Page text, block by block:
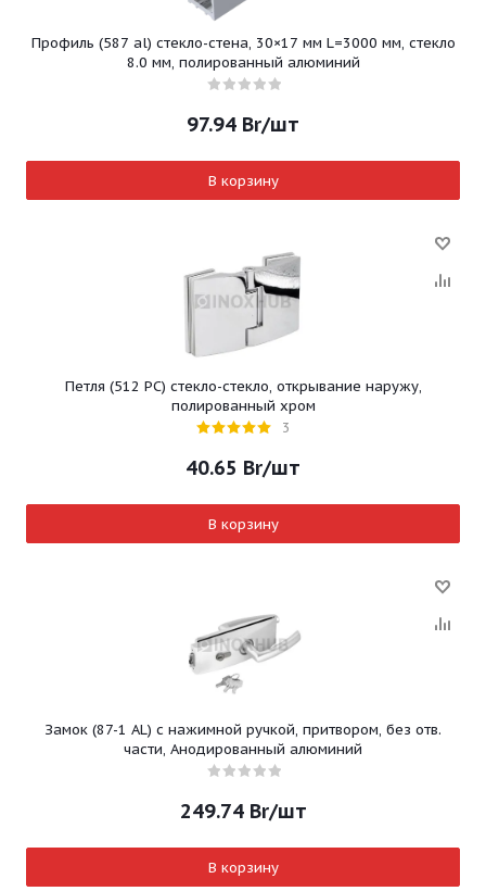
Профиль (587 al) стекло-стена, 30×17 мм L=3000 мм, стекло
8.0 мм, полированный алюминий
97.94 Br/шт
В корзину
Петля (512 PC) стекло-стекло, открывание наружу,
полированный хром
3
40.65 Br/шт
В корзину
Замок (87-1 AL) с нажимной ручкой, притвором, без отв.
части, Анодированный алюминий
249.74Br/шт
В корзину